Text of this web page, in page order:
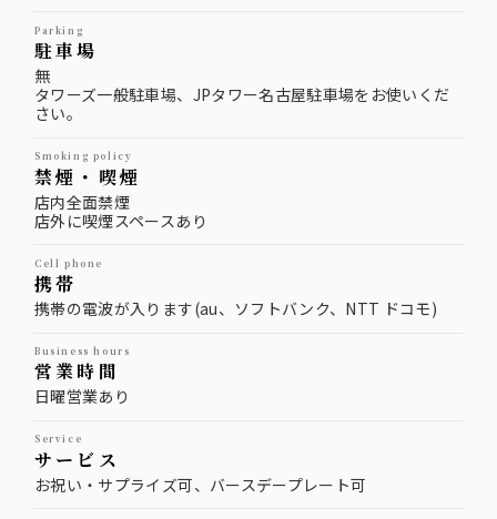
parking
駐車場
無
タワーズ一般駐車場、JPタワー名古屋駐車場をお使いくだ
さい。
smoking policy
禁煙・喫煙
店内全面禁煙
店外に喫煙スペースあり
cell phone
携帯
携帯の電波が入ります(au、ソフトバンク、NTT ドコモ)
business hours
営業時間
日曜営業あり
service
サービス
お祝い・サプライズ可、バースデープレート可